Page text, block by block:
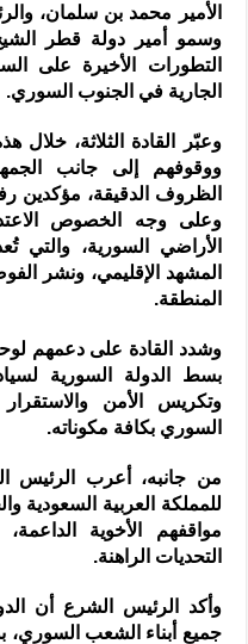
الأمير محمد بن سلمان،
وسمو أمير دولة قطر
التطورات الأخيرة على
الجارية في الجنوب السوري.
وعبّر القادة الثلاثة، خلال
ووقوفهم إلى جانب
الظروف الدقيقة، مؤكدين
وعلى وجه الخصوص
الأراضي السورية، والتي
المشهد الإقليمي، ونشر
المنطقة.
وشدد القادة على دعمهم
بسط الدولة السورية
وتكريس الأمن
السوري بكافة مكوناته.
من جانبه، أعرب
للمملكة العربية السعودية
مواقفهم الأخوية
التحديات الراهنة.
وأكد الرئيس الشرع أن
جميع أبناء الشعب السوري،